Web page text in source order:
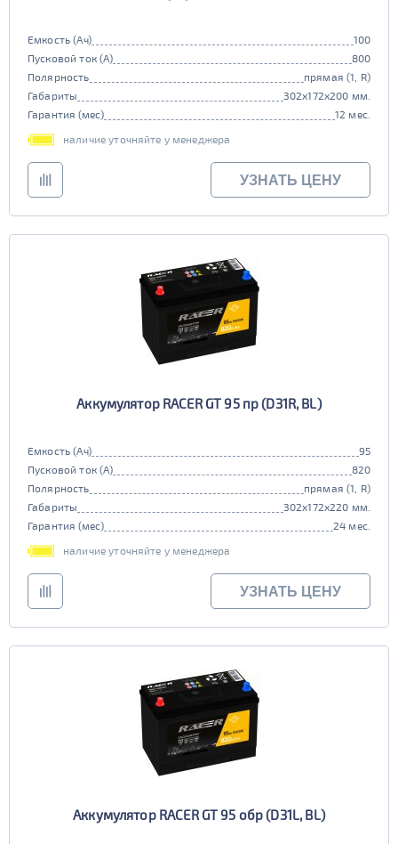
Емкость (Ач)
100
Пусковой ток (А)
800
Полярность
прямая (1, R)
Габариты
302x172x200 мм.
Гарантия (мес)
12 мес.
наличие уточняйте у менеджера
УЗНАТЬ ЦЕНУ
Аккумулятор RACER GT 95 пр (D31R, BL)
Емкость (Ач)
95
Пусковой ток (А)
820
Полярность
прямая (1, R)
Габариты
302x172x220 мм.
Гарантия (мес)
24 мес.
наличие уточняйте у менеджера
УЗНАТЬ ЦЕНУ
Аккумулятор RACER GT 95 обр (D31L, BL)